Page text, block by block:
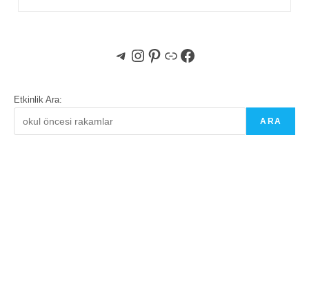
Telegram
Instagram
Pinterest
BağlantıFacebook
Etkinlik Ara:
ARA